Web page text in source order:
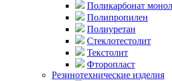
Поликарбонат
Полипропилен
Полиуретан
Стеклотестолит
Текстолит
Фторопласт
Резинотехнические изделия